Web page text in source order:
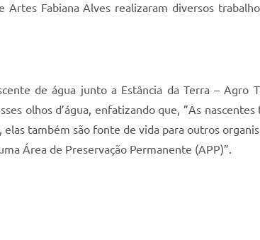
Fabiana Alves realizaram diversos
de água junto a Estância da Terra – Agro
olhos d’água, enfatizando que, ”As
também são fonte de vida para outros
Área de Preservação Permanente (APP)”.